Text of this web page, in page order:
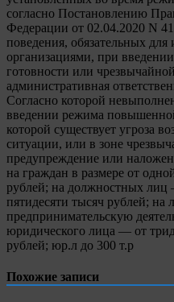
согласно Постановлению
Федерации от 02.04.2020 N
поведения, обязательных
организациями, при
готовности или
административная
Согласно которой
введении режима
которой существует угроза
ситуации, или в зоне
предупреждение или
на граждан в размере от
рублей; на должностных лиц
пятидесяти тысяч рублей;
предпринимательскую
юридического лица — от
рублей; юр.л до 300 т.р
Похожие записи